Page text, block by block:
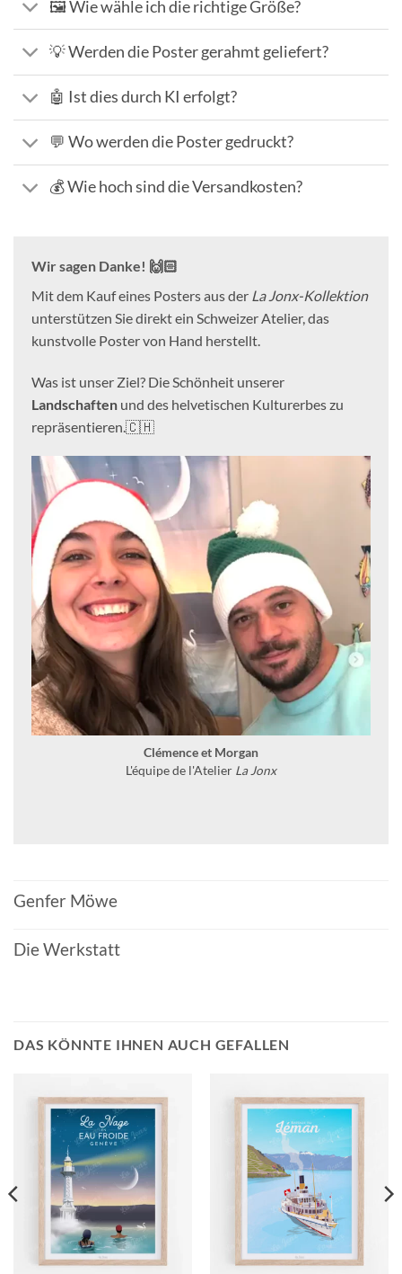
🖼️ Wie wähle ich die richtige Größe?
💡 Werden die Poster gerahmt geliefert?
🤖 Ist dies durch KI erfolgt?
💬 Wo werden die Poster gedruckt?
💰 Wie hoch sind die Versandkosten?
Wir sagen Danke! 🙌🏻
Mit dem Kauf eines Posters aus der La Jonx-Kollektion
unterstützen Sie direkt ein Schweizer Atelier, das
kunstvolle Poster von Hand herstellt.
Was ist unser Ziel? Die Schönheit unserer
Landschaften und des helvetischen Kulturerbes zu
repräsentieren.🇨🇭
Clémence et Morgan
L'équipe de l'Atelier La Jonx
Genfer Möwe
Die Werkstatt
DAS KÖNNTE IHNEN AUCH GEFALLEN